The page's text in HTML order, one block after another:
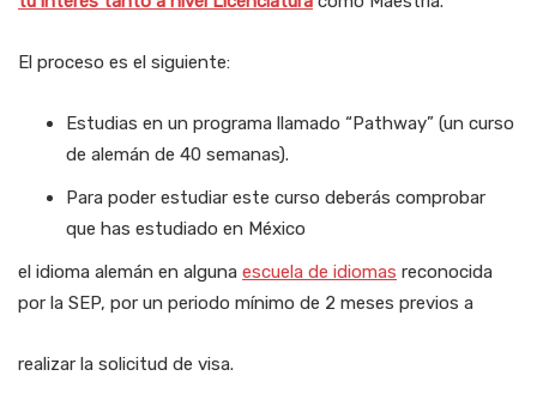
El proceso es el siguiente:
Estudias en un programa llamado “Pathway” (un curso
de alemán de 40 semanas).
Para poder estudiar este curso deberás comprobar
que has estudiado en México
el idioma alemán en alguna escuela de idiomas reconocida
por la SEP, por un periodo mínimo de 2 meses previos a
realizar la solicitud de visa.